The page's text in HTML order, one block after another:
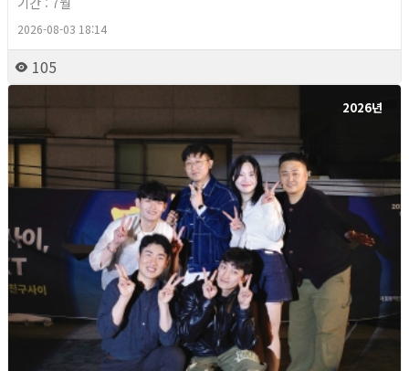
2026-08-03 18:14
105
2026년